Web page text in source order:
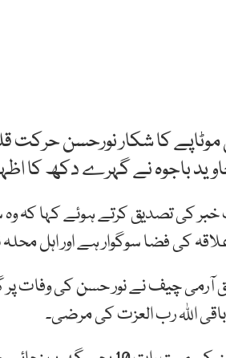
موٹاپے کا شکار نورحسن حرکت
باجوہ نے گہرے دکھ کا
کی فضا سوگوار ہے اور اہل
آرمی چیف نے نور حسن کی وفات
اللہ رب العزت کی مرضی۔